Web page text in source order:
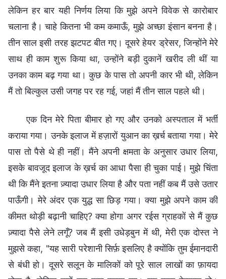
लेकिन हर बार यही निर्णय लिया कि मुझे अपने विवेक से कारोबार
चलाना है। चाहे कितना भी कम कमाऊँ, मुझे अच्छा इंसान बनना है।
तीन साल इसी तरह झटपट बीत गए। दूसरे हेयर ड्रेसर, जिन्होंने मेरे
साथ ही काम शुरू किया था, उन्होंने बड़ी दुकानें खरीद ली थीं या
उनका काम बढ़ गया था। कुछ के पास तो अपनी कार भी थी, लेकिन
मैं तो बिल्कुल उसी जगह पर रह गई, जहां मैं तीन साल पहले थी।
एक दिन मेरे पिता बीमार हो गए और उनको अस्पताल में भर्ती
कराया गया। उनके इलाज में हज़ारों युआन का ख़र्च बताया गया। मेरे
पास तो पैसे थे ही नहीं। मैंने अपनी क्षमता के अनुसार उधार लिया,
इसके बावजूद इलाज के ख़र्च का आधा पैसा ही चुका पाई। मुझे चिंता
थी कि मैंने इतना ज़्यादा उधार लिया है और पता नहीं कब मैं उसे उतार
पाऊँगी। मेरे अंदर एक युद्ध सा छिड़ गया। क्या मुझे अपने काम की
कीमत थोड़ी बढ़ानी चाहिए? क्या होगा अगर रईस ग्राहकों से मैं कुछ
ज़्यादा पैसे लेने लगूँ? जब मैं इसी उधेड़बुन में थी, मेरी एक दोस्त ने
मुझसे कहा, "यह सारी परेशानी सिर्फ़ इसलिए है क्योंकि तुम ईमानदारी
से बंधी हो। दूसरे सलून के मालिकों को पूरे साल लाखों का फ़ायदा